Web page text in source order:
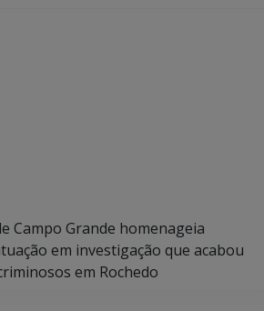
Campo Grande homenageia
em investigação que acabou
em Rochedo